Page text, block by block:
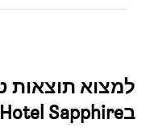
למצוא תוצאות
בHotel Sapphire